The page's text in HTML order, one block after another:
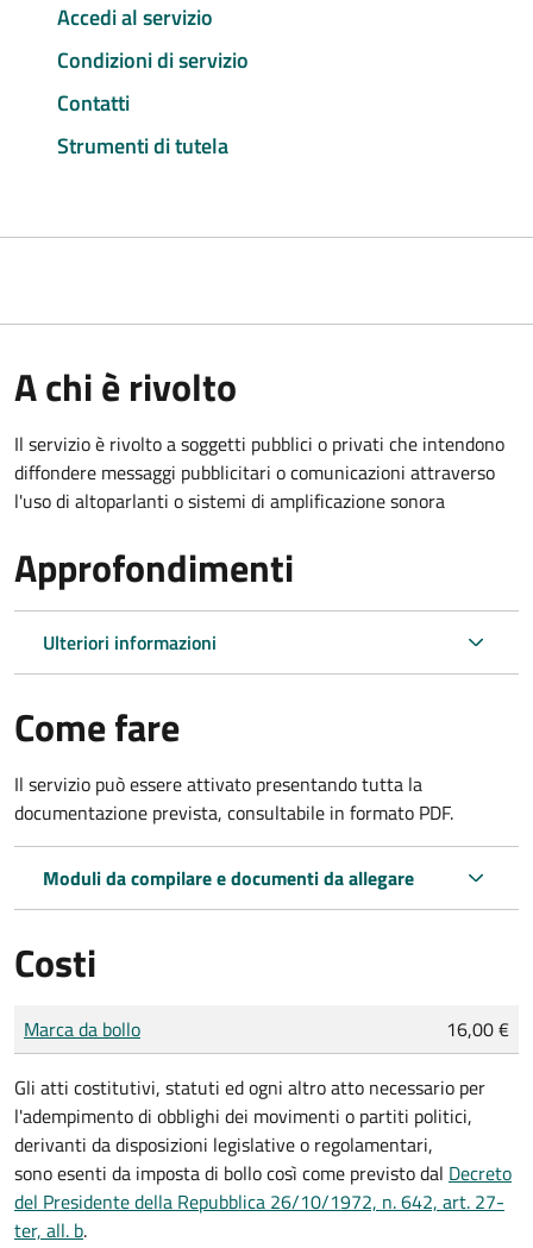
Accedi al servizio
Condizioni di servizio
Contatti
Strumenti di tutela
A chi è rivolto
Il servizio è rivolto a soggetti pubblici o privati che intendono
diffondere messaggi pubblicitari o comunicazioni attraverso
l'uso di altoparlanti o sistemi di amplificazione sonora
Approfondimenti
Ulteriori informazioni
Come fare
Il servizio può essere attivato presentando tutta la
documentazione prevista, consultabile in formato PDF.
Moduli da compilare e documenti da allegare
Costi
Tipo di pagamento
Importo
Marca da bollo 16,00 €
Gli atti costitutivi, statuti ed ogni altro atto necessario per
l'adempimento di obblighi dei movimenti o partiti politici,
derivanti da disposizioni legislative o regolamentari,
sonoesenti da imposta di bollocosì come previsto dal Decreto
del Presidente della Repubblica 26/10/1972, n. 642, art. 27-
ter, all. b.